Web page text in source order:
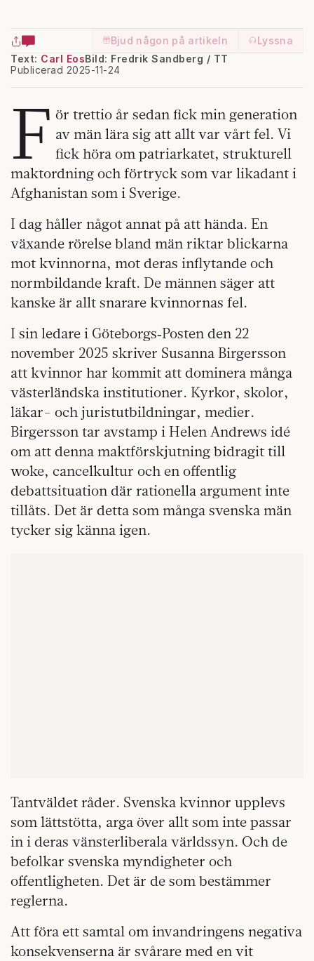
Bjud någon på artikeln
Lyssna
Text: Carl Eos
Publicerad 2025-11-24
Bild: Fredrik Sandberg / TT
F ör trettio år sedan fick min generation
av män lära sig att allt var vårt fel. Vi
fick höra om patriarkatet, strukturell
maktordning och förtryck som var likadant i
Afghanistan som i Sverige.
I dag håller något annat på att hända. En
växande rörelse bland män riktar blickarna
mot kvinnorna, mot deras inflytande och
normbildande kraft. De männen säger att
kanske är allt snarare kvinnornas fel.
I sin ledare i Göteborgs‑Posten den 22
november 2025 skriver Susanna Birgersson
att kvinnor har kommit att dominera många
västerländska institutioner. Kyrkor, skolor,
läkar- och juristutbildningar, medier.
Birgersson tar avstamp i Helen Andrews idé
om att denna maktförskjutning bidragit till
woke, cancelkultur och en offentlig
debattsituation där rationella argument inte
tillåts. Det är detta som många svenska män
tycker sig känna igen.
Tantväldet råder. Svenska kvinnor upplevs
som lättstötta, arga över allt som inte passar
in i deras vänsterliberala världssyn. Och de
befolkar svenska myndigheter och
offentligheten. Det är de som bestämmer
reglerna.
Att föra ett samtal om invandringens negativa
konsekvenserna är svårare med en vit